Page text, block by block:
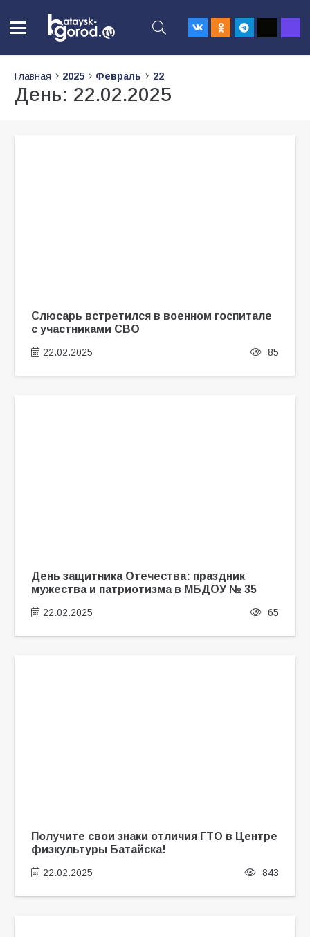
Главная 2025 Февраль 22
День: 22.02.2025
Слюсарь встретился в военном госпитале
с участниками СВО
22.02.2025 85
День защитника Отечества: праздник
мужества и патриотизма в МБДОУ № 35
22.02.2025 65
Получите свои знаки отличия ГТО в Центре
физкультуры Батайска!
22.02.2025 843